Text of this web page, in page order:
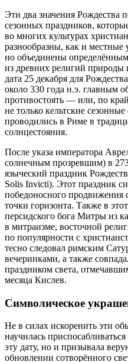
Эти два значения Рождества
сезонных праздников,
во многих культурах
разнообразны, как и местные
но объединены
из древних религий
дата 25 декабря для
около 330 года н.э. главным
противостоять — или, по
не только кельтские
проводились в Риме в
солнцестояния.
После указа императора
солнечным прозревшим) в
языческий праздник
Solis Invicti). Этот праздник
победоносного продвижения
точки горизонта. Также в
персидского бога Митры из
в митраизме, восточной
по популярности с
тесно следовал римским
вечеринками, а также
праздником света,
месяца Кислев.
Символическое
Не в силах искоренить эти
научилась
эту дату, но и призывала
обновлении сотворённого